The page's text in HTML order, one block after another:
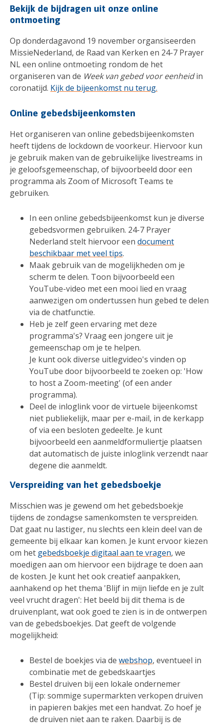
Bekijk de bijdragen uit onze online
ontmoeting
Op donderdagavond 19 november organsiseerden
MissieNederland, de Raad van Kerken en 24-7 Prayer
NL een online ontmoeting rondom de het
organiseren van de Week van gebed voor eenheidin
coronatijd. Kijk de bijeenkomst nu terug.
Online gebedsbijeenkomsten
Het organiseren van online gebedsbijeenkomsten
heeft tijdens de lockdown de voorkeur. Hiervoor kun
je gebruik maken van de gebruikelijke livestreams in
je geloofsgemeenschap, of bijvoorbeeld door een
programma als Zoom of Microsoft Teams te
gebruiken.
In een online gebedsbijeenkomst kun je diverse
gebedsvormen gebruiken. 24-7 Prayer
Nederland stelt hiervoor een document
beschikbaar met veel tips.
Maak gebruik van de mogelijkheden om je
scherm te delen. Toon bijvoorbeeld een
YouTube-video met een mooi lied en vraag
aanwezigen om ondertussen hun gebed te delen
via de chatfunctie.
Heb je zelf geen ervaring met deze
programma's? Vraag een jongere uit je
gemeenschap om je te helpen.
Je kunt ook diverse uitlegvideo's vinden op
YouTube door bijvoorbeeld te zoeken op: 'How
to host a Zoom-meeting' (of een ander
programma).
Deel de inloglink voor de virtuele bijeenkomst
niet publiekelijk, maar per e-mail, in de kerkapp
of via een besloten gedeelte. Je kunt
bijvoorbeeld een aanmeldformuliertje plaatsen
dat automatisch de juiste inloglink verzendt naar
degene die aanmeldt.
Verspreiding van het gebedsboekje
Misschien was je gewend om het gebedsboekje
tijdens de zondagse samenkomsten te verspreiden.
Dat gaat nu lastiger, nu slechts een klein deel van de
gemeente bij elkaar kan komen. Je kunt ervoor kiezen
om het gebedsboekje digitaal aan te vragen, we
moedigen aan om hiervoor een bijdrage te doen aan
de kosten. Je kunt het ook creatief aanpakken,
aanhakend op het thema 'Blijf in mijn liefde en je zult
veel vrucht dragen': Het beeld bij dit thema is de
druivenplant, wat ook goed te zien is in de ontwerpen
van de gebedsboekjes. Dat geeft de volgende
mogelijkheid:
Bestel de boekjes via de webshop, eventueel in
combinatie met de gebedskaartjes
Bestel druiven bij een lokale ondernemer
(Tip: sommige supermarkten verkopen druiven
in papieren bakjes met een handvat. Zo hoef je
de druiven niet aan te raken. Daarbij is de